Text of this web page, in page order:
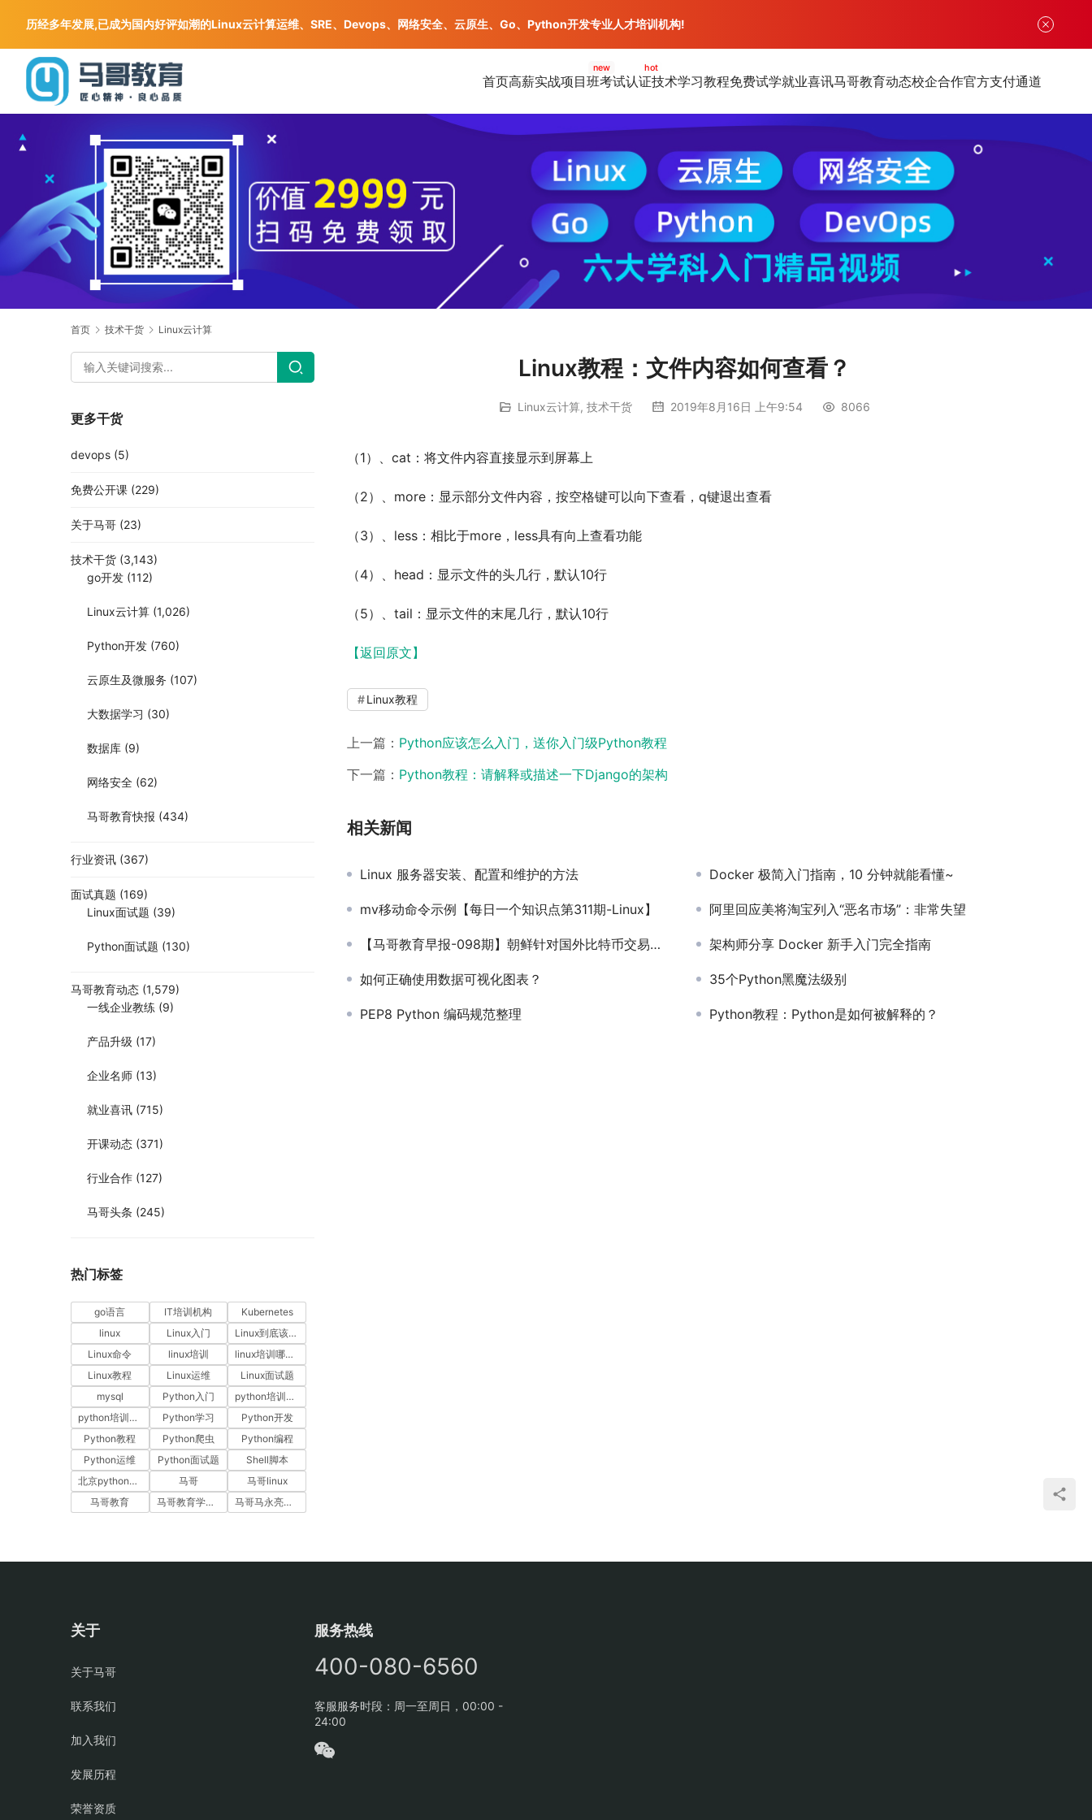
首页高薪实战项目班
new
考试认证
hot
技术学习教程免费试学就业喜讯马哥教育动态校企合作官方支付通道
首页 技术干货 Linux云计算
Linux教程：文件内容如何查看？
Linux云计算, 技术干货 2019年8月16日 上午9:54 8066
（1）、cat：将文件内容直接显示到屏幕上
（2）、more：显示部分文件内容，按空格键可以向下查看，q键退出查看
（3）、less：相比于more，less具有向上查看功能
（4）、head：显示文件的头几行，默认10行
（5）、tail：显示文件的末尾几行，默认10行
【返回原文】
Linux教程
上一篇： Python应该怎么入门，送你入门级Python教程
下一篇： Python教程：请解释或描述一下Django的架构
相关新闻
Linux 服务器安装、配置和维护的方法 Docker 极简入门指南，10 分钟就能看懂~
mv移动命令示例【每日一个知识点第311期-Linux】 阿里回应美将淘宝列入“恶名市场”：非常失望
【马哥教育早报-098期】朝鲜针对国外比特币交易平台持续发动攻击+大疆推出无人机漏洞奖励计划 架构师分享 Docker 新手入门完全指南
如何正确使用数据可视化图表？ 35个Python黑魔法级别
PEP8 Python 编码规范整理 Python教程：Python是如何被解释的？
更多干货
devops (5)
免费公开课 (229)
关于马哥 (23)
技术干货 (3,143)
go开发 (112)
Linux云计算 (1,026)
Python开发 (760)
云原生及微服务 (107)
大数据学习 (30)
数据库 (9)
网络安全 (62)
马哥教育快报 (434)
行业资讯 (367)
面试真题 (169)
Linux面试题 (39)
Python面试题 (130)
马哥教育动态 (1,579)
一线企业教练 (9)
产品升级 (17)
企业名师 (13)
就业喜讯 (715)
开课动态 (371)
行业合作 (127)
马哥头条 (245)
热门标签
go语言 IT培训机构
Kubernetes
linux
Linux入门
Linux到底该怎样学？
Linux命令
linux培训
linux培训哪家好
Linux教程
Linux运维
Linux面试题
mysql
Python入门
python培训哪家好
python培训排名
Python学习
Python开发
Python教程
Python爬虫
Python编程
Python运维
Python面试题
Shell脚本
北京python培训
马哥
马哥linux
马哥教育
马哥教育学员故事 马哥马永亮，马哥linux讲师，马哥教育ceo
关于
关于马哥
联系我们
加入我们
发展历程
荣誉资质
服务热线
400-080-6560
客服服务时段：周一至周日，00:00 -
24:00
历经多年发展,已成为国内好评如潮的Linux云计算运维、SRE、Devops、网络安全、云原生、Go、Python开发专业人才培训机构!